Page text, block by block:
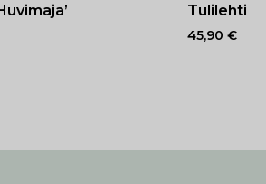
Tulilehti
45,90 €